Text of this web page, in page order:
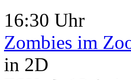
16:30 Uhr
Zombies im
in 2D